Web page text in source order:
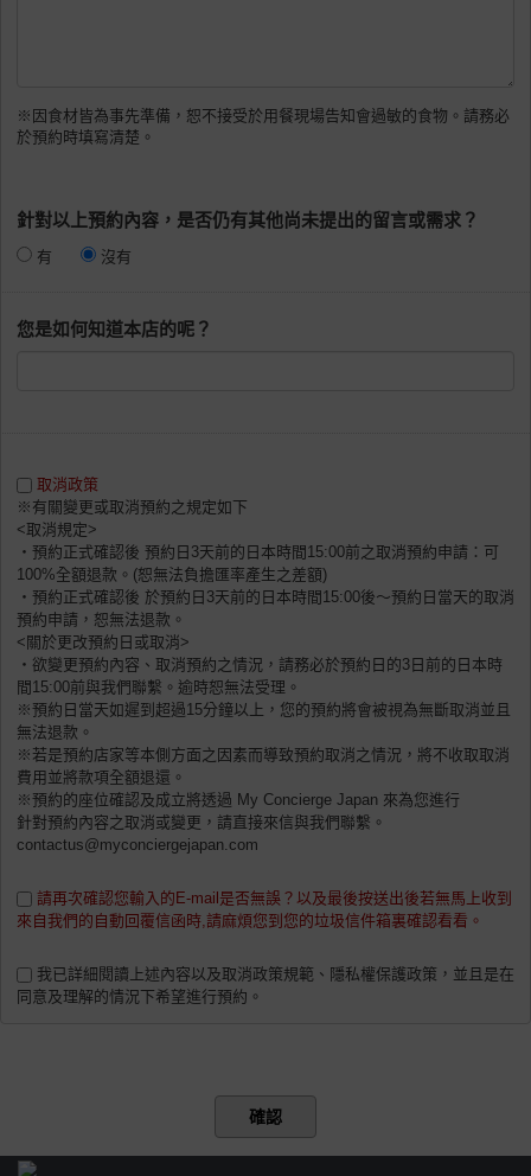
※因食材皆為事先準備，恕不接受於用餐現場告知會過敏的食物。請務必
於預約時填寫清楚。
針對以上預約內容，是否仍有其他尚未提出的留言或需求？
有 沒有
您是如何知道本店的呢？
取消政策
※有關變更或取消預約之規定如下
<取消規定>
・預約正式確認後 預約日3天前的日本時間15:00前之取消預約申請：可
100%全額退款。(恕無法負擔匯率產生之差額)
・預約正式確認後 於預約日3天前的日本時間15:00後〜預約日當天的取消
預約申請，恕無法退款。
<關於更改預約日或取消>
・欲變更預約內容、取消預約之情況，請務必於預約日的3日前的日本時
間15:00前與我們聯繫。逾時恕無法受理。
※預約日當天如遲到超過15分鐘以上，您的預約將會被視為無斷取消並且
無法退款。
※若是預約店家等本側方面之因素而導致預約取消之情況，將不收取取消
費用並將款項全額退還。
※預約的座位確認及成立將透過 My Concierge Japan 來為您進行
針對預約內容之取消或變更，請直接來信與我們聯繫。
contactus@myconciergejapan.com
請再次確認您輸入的E-mail是否無誤？以及最後按送出後若無馬上收到
來自我們的自動回覆信函時,請麻煩您到您的垃圾信件箱裏確認看看。
我已詳細閱讀上述內容以及取消政策規範、隱私權保護政策，並且是在
同意及理解的情況下希望進行預約。
確認